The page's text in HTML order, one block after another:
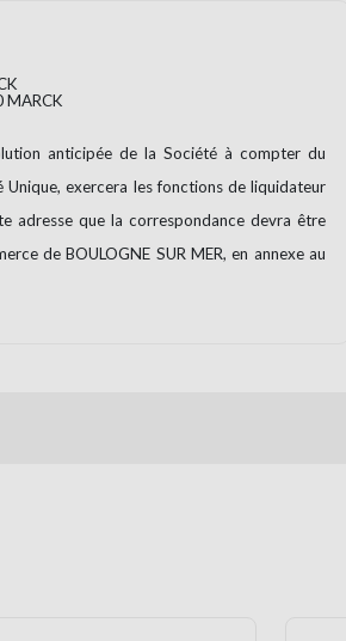
MARCK
anticipée de la Société à compter du
exercera les fonctions de liquidateur
adresse que la correspondance devra être
de BOULOGNE SUR MER, en annexe au